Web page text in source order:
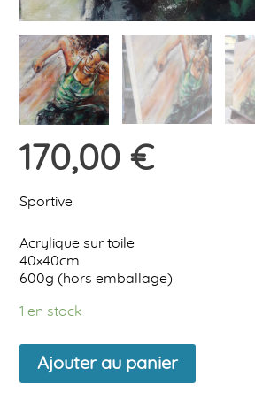
170,00€
Sportive
Acrylique sur toile
40×40cm
600g (hors emballage)
1 en stock
quantité
Sportive
-
Ajouter au panier